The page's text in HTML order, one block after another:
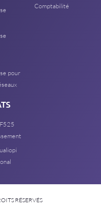
pour
Comptabilité
RÉSERVÉS